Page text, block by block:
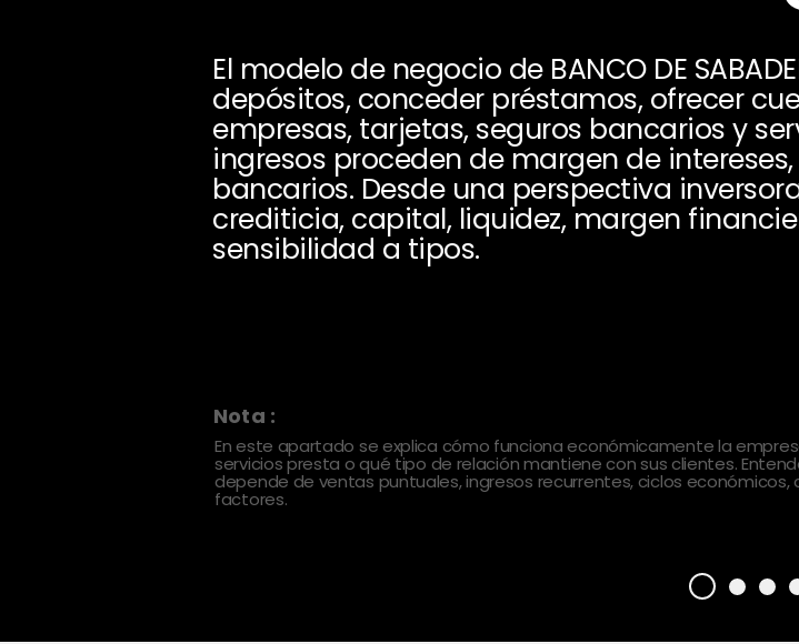
El modelo de negocio de BANCO DE
depósitos, conceder préstamos, ofrecer
empresas, tarjetas, seguros bancarios y
ingresos proceden de margen de
bancarios. Desde una perspectiva
crediticia, capital, liquidez, margen
sensibilidad a tipos.
Nota :
En este apartado se explica cómo funciona económicamente la
servicios presta o qué tipo de relación mantiene con sus clientes.
depende de ventas puntuales, ingresos recurrentes, ciclos
factores.